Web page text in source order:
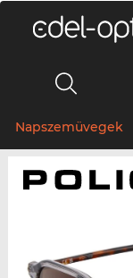
Napszemüvegek